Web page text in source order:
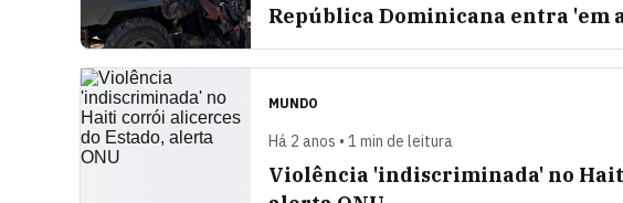
República Dominicana entra 'em
MUNDO
Há 2 anos • 1 min de leitura
Violência 'indiscriminada' no